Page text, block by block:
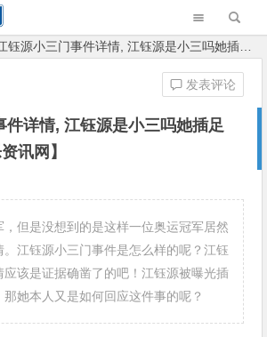
钰源小三门事件详情, 江钰源是小三吗她插足了谁【365娱乐资讯网】
件详情, 江钰源是小三吗她插足
讯网】
发表评论
，但是没想到的是这样一位奥运冠军居然
。江钰源小三门事件是怎么样的呢？江钰
应该是证据确凿了的吧！江钰源被曝光插
那她本人又是如何回应这件事的呢？